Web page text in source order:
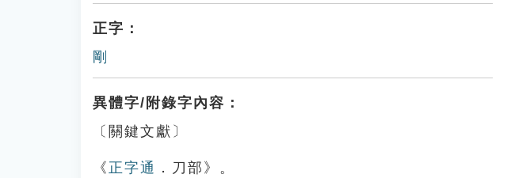
正字：
剛
異體字/附錄字內容：
〔關鍵文獻〕
《 正字通 ．刀部》。